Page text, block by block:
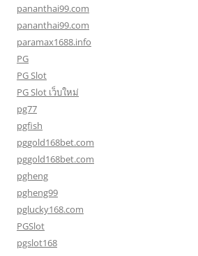
pananthai99.com
pananthai99.com
paramax1688.info
PG
PG Slot
PG Slot เว็บใหม่
pg77
pgfish
pggold168bet.com
pggold168bet.com
pgheng
pgheng99
pglucky168.com
PGSlot
pgslot168